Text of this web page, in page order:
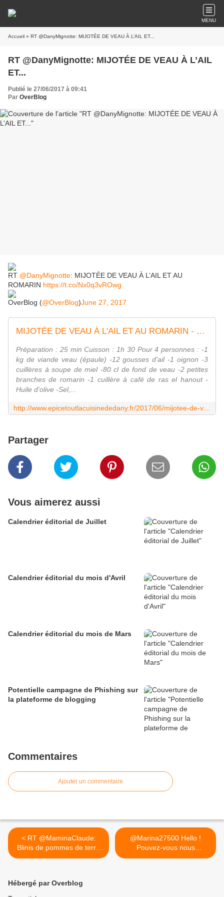
MENU
Accueil » RT @DanyMignotte: MIJOTÉE DE VEAU À L’AIL ET...
RT @DanyMignotte: MIJOTÉE DE VEAU À L’AIL
ET...
Publié le 27/06/2017 à 09:41
Par OverBlog
RT @DanyMignotte: MIJOTÉE DE VEAU À L’AIL ET AU
ROMARIN https://t.co/Nx0q3vROwg
OverBlog (@OverBlog)June 27, 2017
MIJOTÉE DE VEAU À L'AIL ET AU ROMARIN - épicétout, la cuisine de dany
Préparation : 25 min Cuisson : 1h 30 Pour 4 personnes : -1
kg de viande veau (épaule) -12 gousses d'ail -1 oignon -3
cuillères à soupe de miel -80 cl de fond de veau -2 petites
branches de romarin -1 cuillère à café de ras el hanout -
Huile d'olive -Sel,...
Partager
Vous aimerez aussi
Calendrier éditorial de Juillet
Calendrier éditorial du mois d'Avril
Calendrier éditorial du mois de Mars
Potentielle campagne de Phishing sur
la plateforme de blogging
Commentaires
Ajouter un commentaire
< RT @MaminaClaude:
Blinis de pommes de terre
au...
@Marina27500 Hello !
Pouvez-vous nous
contacter en... >
Hébergé par Overblog